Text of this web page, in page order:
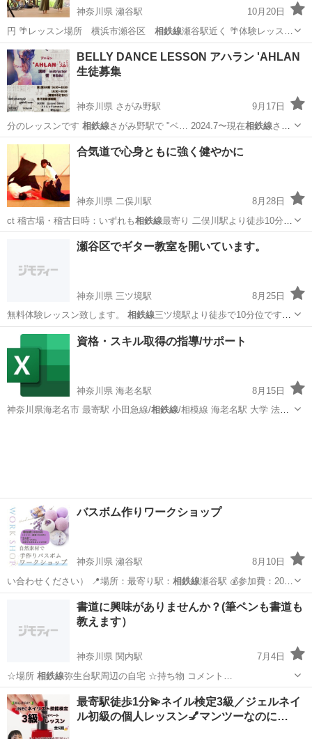
神奈川県 瀬谷駅
10月20日
円 🌴レッスン場所 横浜市瀬谷区 相鉄線瀬谷駅近く 🌴体験レッスン
随時(1…
神奈川 横浜市
BELLY DANCE LESSON アハラン 'AHLAN
生徒募集
神奈川県 さがみ野駅
9月17日
分のレッスンです 相鉄線さがみ野駅で "ベ… 2024.7〜現在相鉄線さが
み野駅近くでレ…
神奈川 海老名市 さがみ野駅 ベリーダンス
合気道で心身ともに強く健やかに
神奈川県 二俣川駅
8月28日
ct 稽古場・稽古日時：いずれも相鉄線最寄り 二俣川駅より徒歩10分
…
横浜市 二俣川駅 その他 合気
瀬谷区でギター教室を開いています。
神奈川県 三ツ境駅
8月25日
無料体験レッスン致します。 相鉄線三ツ境駅より徒歩で10分位です。
…神奈川 横浜市 三ツ境駅 ギター レッスン
資格・スキル取得の指導/サポート
神奈川県 海老名駅
8月15日
神奈川県海老名市 最寄駅 小田急線/相鉄線/相模線 海老名駅 大学 法政
バスボム作りワークショップ
神奈川県 瀬谷駅
8月10日
い合わせください） 📍場所：最寄り駅： 相鉄線瀬谷駅 💰参加費：2000
円（材料費・…横浜市 瀬谷駅 その他
書道に興味がありませんか？(筆ペンも書道も
教えます）
神奈川県 関内駅
7月4日
☆場所 相鉄線弥生台駅周辺の自宅 ☆持ち物 コメント…
神奈川 横浜市 関内駅 ペン字 筆ペン
最寄駅徒歩1分💫ネイル検定3級／ジェルネイ
ル初級の個人レッスン💅マンツーなのに…